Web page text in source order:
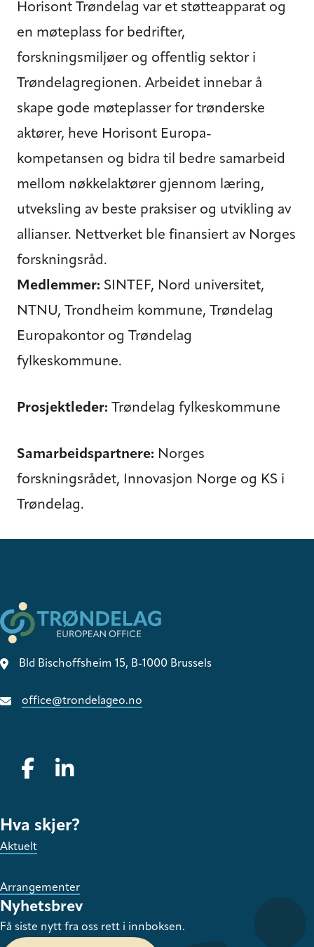
Horisont Trøndelag var et støtteapparat og
en møteplass for bedrifter,
forskningsmiljøer og offentlig sektor i
Trøndelagregionen. Arbeidet innebar å
skape gode møteplasser for trønderske
aktører, heve Horisont Europa-
kompetansen og bidra til bedre samarbeid
mellom nøkkelaktører gjennom læring,
utveksling av beste praksiser og utvikling av
allianser. Nettverket ble finansiert av Norges
forskningsråd.
Medlemmer: SINTEF, Nord universitet,
NTNU, Trondheim kommune, Trøndelag
Europakontor og Trøndelag
fylkeskommune.
Prosjektleder: Trøndelag fylkeskommune
Samarbeidspartnere: Norges
forskningsrådet, Innovasjon Norge og KS i
Trøndelag.
Bld Bischoffsheim 15, B-1000 Brussels
office@trondelageo.no
Gå til vår Facebook
Gå til vår LinkedIn
Hva skjer?
Aktuelt
Arrangementer
Nyhetsbrev
Få siste nytt fra oss rett i innboksen.